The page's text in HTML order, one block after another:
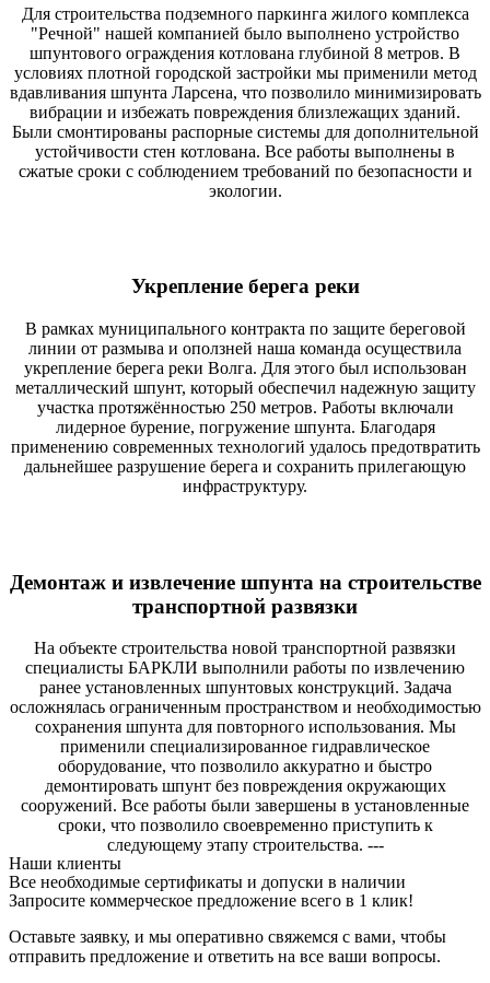
Для строительства подземного паркинга жилого комплекса
"Речной" нашей компанией было выполнено устройство
шпунтового ограждения котлована глубиной 8 метров. В
условиях плотной городской застройки мы применили метод
вдавливания шпунта Ларсена, что позволило минимизировать
вибрации и избежать повреждения близлежащих зданий.
Были смонтированы распорные системы для дополнительной
устойчивости стен котлована. Все работы выполнены в
сжатые сроки с соблюдением требований по безопасности и
экологии.
Укрепление берега реки
В рамках муниципального контракта по защите береговой
линии от размыва и оползней наша команда осуществила
укрепление берега реки Волга. Для этого был использован
металлический шпунт, который обеспечил надежную защиту
участка протяжённостью 250 метров. Работы включали
лидерное бурение, погружение шпунта. Благодаря
применению современных технологий удалось предотвратить
дальнейшее разрушение берега и сохранить прилегающую
инфраструктуру.
Демонтаж и извлечение шпунта на строительстве
транспортной развязки
На объекте строительства новой транспортной развязки
специалисты БАРКЛИ выполнили работы по извлечению
ранее установленных шпунтовых конструкций. Задача
осложнялась ограниченным пространством и необходимостью
сохранения шпунта для повторного использования. Мы
применили специализированное гидравлическое
оборудование, что позволило аккуратно и быстро
демонтировать шпунт без повреждения окружающих
сооружений. Все работы были завершены в установленные
сроки, что позволило своевременно приступить к
следующему этапу строительства. ---
Наши клиенты
Все необходимые сертификаты и допуски в наличии
Запросите коммерческое предложение всего в 1 клик!
Оставьте заявку, и мы оперативно свяжемся с вами, чтобы
отправить предложение и ответить на все ваши вопросы.